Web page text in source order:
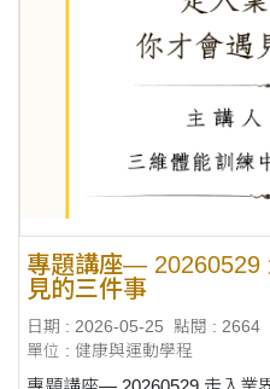
專題講座— 20260529
見的三件事
日期 : 2026-05-25
點閱 : 2664
單位 : 健康與運動學程